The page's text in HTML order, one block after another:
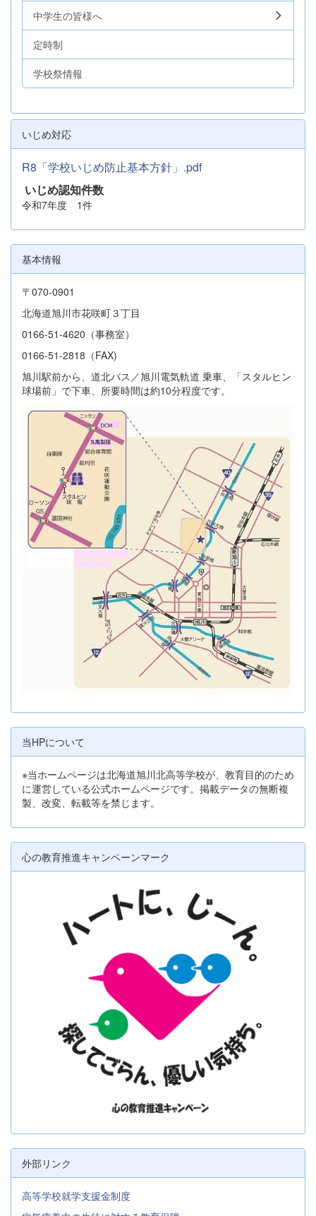
中学生の皆様へ
定時制
学校祭情報
いじめ対応
R8「学校いじめ防止基本方針」.pdf
いじめ認知件数
令和7年度 1件
基本情報
〒070-0901
北海道旭川市花咲町３丁目
0166-51-4620（事務室）
0166-51-2818（FAX)
旭川駅前から、道北バス／旭川電気軌道 乗車、「スタルヒン
球場前」で下車、所要時間は約10分程度です。
当HPについて
※当ホームページは北海道旭川北高等学校が、教育目的のため
に運営している公式ホームページです。掲載データの無断複
製、改変、転載等を禁じます。
心の教育推進キャンペーンマーク
外部リンク
高等学校就学支援金制度